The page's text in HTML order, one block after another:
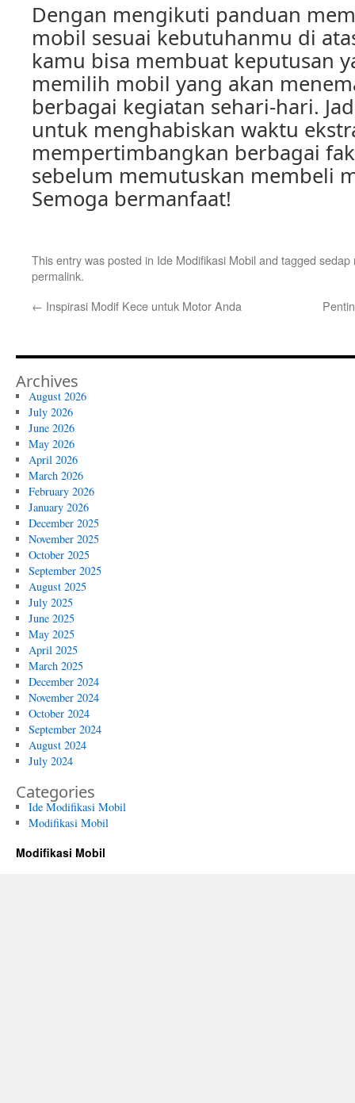
Dengan mengikuti panduan
mobil sesuai kebutuhanmu di
kamu bisa membuat keputusan
memilih mobil yang akan
berbagai kegiatan sehari-hari.
untuk menghabiskan waktu
mempertimbangkan berbagai
sebelum memutuskan membeli
Semoga bermanfaat!
This entry was posted in Ide Modifikasi Mobil and tagged sedap
permalink.
← Inspirasi Modif Kece untuk Motor Anda
Archives
August 2026
July 2026
June 2026
May 2026
April 2026
March 2026
February 2026
January 2026
December 2025
November 2025
October 2025
September 2025
August 2025
July 2025
June 2025
May 2025
April 2025
March 2025
December 2024
November 2024
October 2024
September 2024
August 2024
July 2024
Categories
Ide Modifikasi Mobil
Modifikasi Mobil
Modifikasi Mobil